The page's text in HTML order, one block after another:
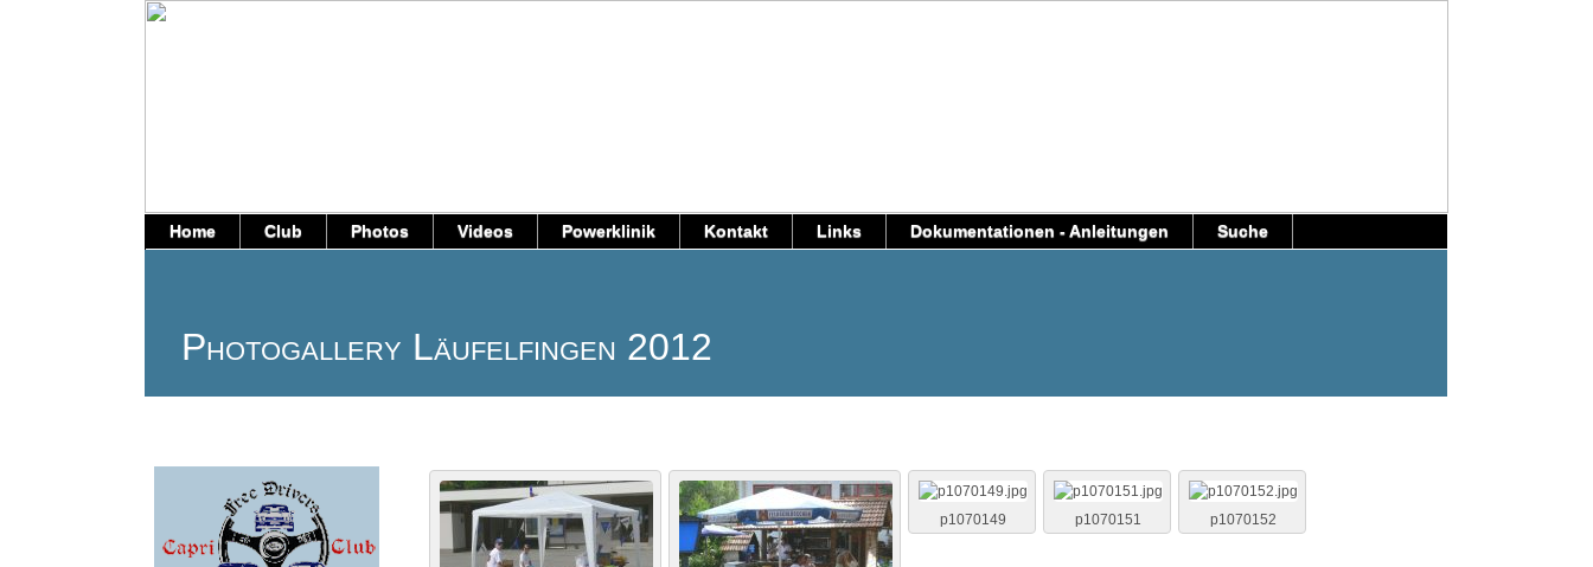
Home Club Photos Videos Powerklinik Kontakt Links Dokumentationen - Anleitungen Suche
Photogallery Läufelfingen 2012
p1070149 p1070151 p1070152